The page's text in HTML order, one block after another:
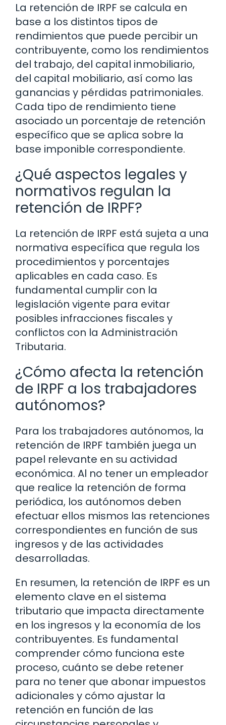
La retención de IRPF se calcula en
base a los distintos tipos de
rendimientos que puede percibir un
contribuyente, como los rendimientos
del trabajo, del capital inmobiliario,
del capital mobiliario, así como las
ganancias y pérdidas patrimoniales.
Cada tipo de rendimiento tiene
asociado un porcentaje de retención
específico que se aplica sobre la
base imponible correspondiente.
¿Qué aspectos legales y
normativos regulan la
retención de IRPF?
La retención de IRPF está sujeta a una
normativa específica que regula los
procedimientos y porcentajes
aplicables en cada caso. Es
fundamental cumplir con la
legislación vigente para evitar
posibles infracciones fiscales y
conflictos con la Administración
Tributaria.
¿Cómo afecta la retención
de IRPF a los trabajadores
autónomos?
Para los trabajadores autónomos, la
retención de IRPF también juega un
papel relevante en su actividad
económica. Al no tener un empleador
que realice la retención de forma
periódica, los autónomos deben
efectuar ellos mismos las retenciones
correspondientes en función de sus
ingresos y de las actividades
desarrolladas.
En resumen, la retención de IRPF es un
elemento clave en el sistema
tributario que impacta directamente
en los ingresos y la economía de los
contribuyentes. Es fundamental
comprender cómo funciona este
proceso, cuánto se debe retener
para no tener que abonar impuestos
adicionales y cómo ajustar la
retención en función de las